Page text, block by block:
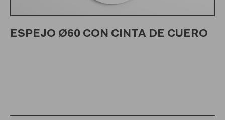
ESPEJO Ø60 CON CINTA DE CUERO